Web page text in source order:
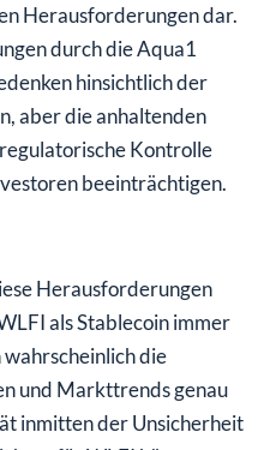
Herausforderungen dar.
durch die Aqua1
hinsichtlich der
aber die anhaltenden
Kontrolle
beeinträchtigen.
Herausforderungen
als Stablecoin immer
die
und Markttrends genau
inmitten der Unsicherheit